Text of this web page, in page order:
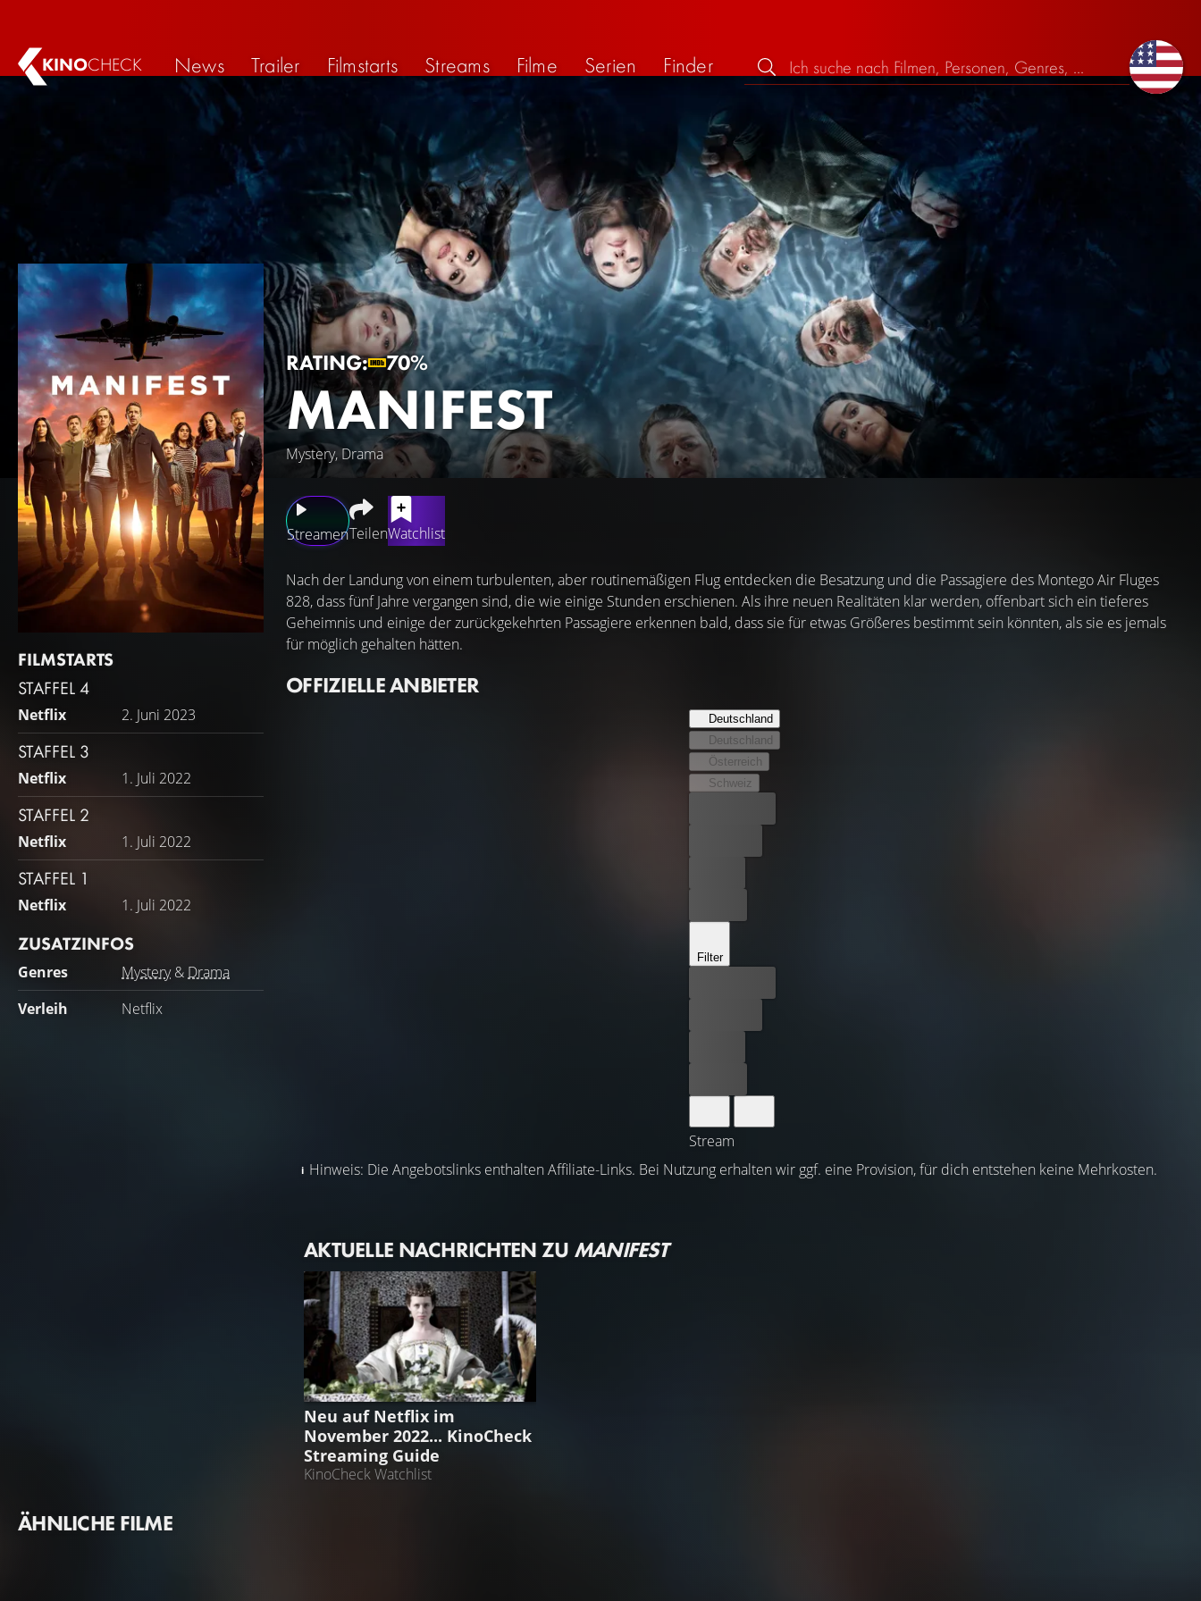
KINOCHECK News Trailer Filmstarts Streams Filme Serien Finder
RATING: 70%
MANIFEST
Mystery, Drama
FILMSTARTS
STAFFEL 4
Netflix 2. Juni 2023
STAFFEL 3
Netflix 1. Juli 2022
STAFFEL 2
Netflix 1. Juli 2022
STAFFEL 1
Netflix 1. Juli 2022
ZUSATZINFOS
Genres Mystery& Drama
Verleih
Netflix
StreamenTeilenWatchlist
Nach der Landung von einem turbulenten, aber routinemäßigen Flug entdecken die Besatzung und die Passagiere des Montego Air Fluges
828, dass fünf Jahre vergangen sind, die wie einige Stunden erschienen. Als ihre neuen Realitäten klar werden, offenbart sich ein tieferes
Geheimnis und einige der zurückgekehrten Passagiere erkennen bald, dass sie für etwas Größeres bestimmt sein könnten, als sie es jemals
für möglich gehalten hätten.
OFFIZIELLE ANBIETER
Deutschland
Deutschland
Österreich
Schweiz
Filter
Stream
Hinweis: Die Angebotslinks enthalten Affiliate-Links. Bei Nutzung erhalten wir ggf. eine Provision, für dich entstehen keine Mehrkosten.
AKTUELLE NACHRICHTEN ZU MANIFEST
STREAMING GUIDE
Neu auf Netflix im
November 2022... KinoCheck
Streaming Guide
KinoCheck Watchlist
ÄHNLICHE FILME